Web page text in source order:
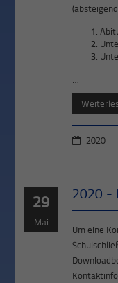
…
2020
29
Mai
2020 -
Um eine